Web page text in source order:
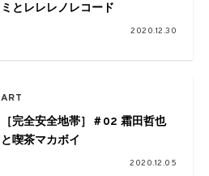
ミとレレレノレコード
2020.12.30
ART
［完全安全地帯］＃02 霜田哲也
と喫茶マカボイ
2020.12.05